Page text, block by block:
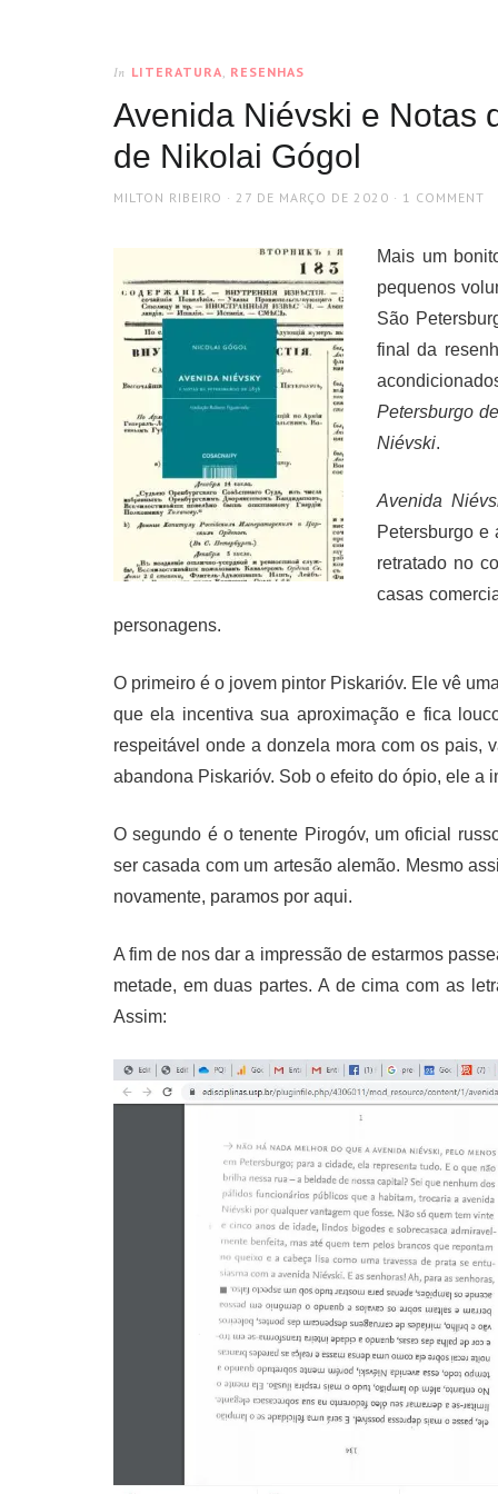
In LITERATURA, RESENHAS
Avenida Niévski e Notas
de Nikolai Gógol
AUTHOR
MILTON RIBEIRO
POSTED
27 DE MARÇO DE 2020 1 COMMENT
Mais um
pequenos
São
final da
Petersburgo
Niévski.
Avenida
Petersburgo e
retratado no
casas
personagens.
O primeiro é o jovem pintor Piskarióv. Ele vê
que ela incentiva sua aproximação e fica
respeitável onde a donzela mora com os pais,
abandona Piskarióv. Sob o efeito do ópio, ele a
O segundo é o tenente Pirogóv, um oficial
ser casada com um artesão alemão. Mesmo
novamente, paramos por aqui.
A fim de nos dar a impressão de estarmos
metade, em duas partes. A de cima com as
Assim: